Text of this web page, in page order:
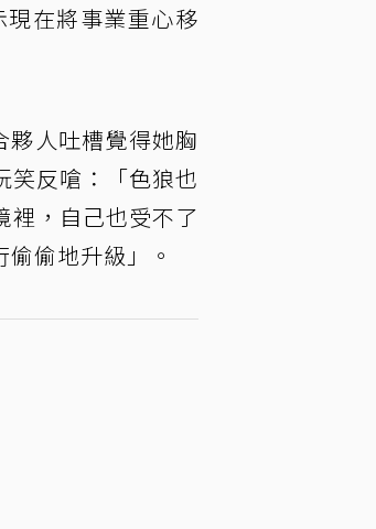
在將事業重心移
夥人吐槽覺得她胸
笑反嗆：「色狼也
裡，自己也受不了
偷地升級」。